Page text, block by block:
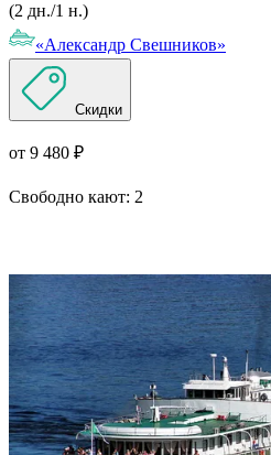
(2 дн./1 н.)
«Александр Свешников»
Скидки
от 9 480 ₽
Свободно кают: 2